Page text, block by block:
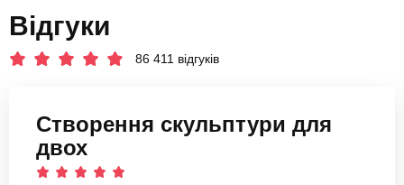
Відгуки
86 411 відгуків
Створення скульптури для
двох